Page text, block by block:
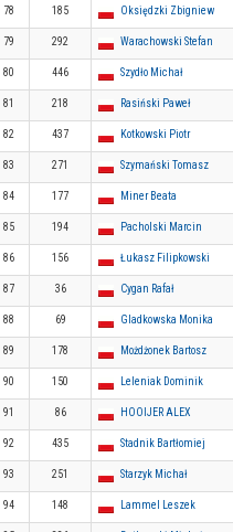
78 185 Oksiędzki Zbigniew
79 292 Warachowski Stefan
80 446 Szydło Michał
81 218 Rasiński Paweł
82 437 Kotkowski Piotr
83 271 Szymański Tomasz
84 177 Miner Beata
85 194 Pacholski Marcin
86 156 Łukasz Filipkowski
87 36 Cygan Rafał
88 69 Gladkowska Monika
89 178 Możdżonek Bartosz
90 150 Leleniak Dominik
91 86 HOOIJER ALEX
92 435 Stadnik Bartłomiej
93 251 Starzyk Michał
94 148 Lammel Leszek